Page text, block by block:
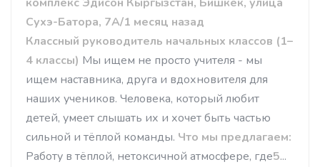
Сухэ-Батора, 7А/1 месяц назад
Классный руководитель начальных классов (1–
4 классы) Мы ищем не просто учителя - мы
ищем наставника, друга и вдохновителя для
наших учеников. Человека, который любит
детей, умеет слышать их и хочет быть частью
сильной и тёплой команды. Что мы предлагаем:
Работу в тёплой, нетоксичной атмосфере, где5...